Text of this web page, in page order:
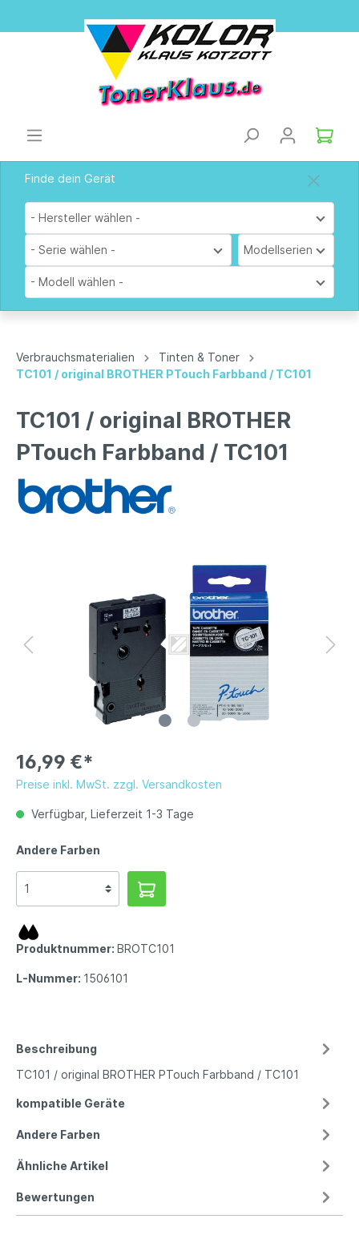
Finde dein Gerät
- Hersteller wählen -
- Serie wählen - Modellserien
- Modell wählen -
Verbrauchsmaterialien
Tinten & Toner
TC101 / original BROTHER PTouch Farbband / TC101
TC101 / original BROTHER
PTouch Farbband / TC101
16,99 €*
Preise inkl. MwSt. zzgl. Versandkosten
Verfügbar, Lieferzeit 1-3 Tage
Andere Farben
Produktnummer: BROTC101
L-Nummer: 1506101
Beschreibung
TC101 / original BROTHER PTouch Farbband / TC101
kompatible Geräte
Andere Farben
Ähnliche Artikel
Bewertungen